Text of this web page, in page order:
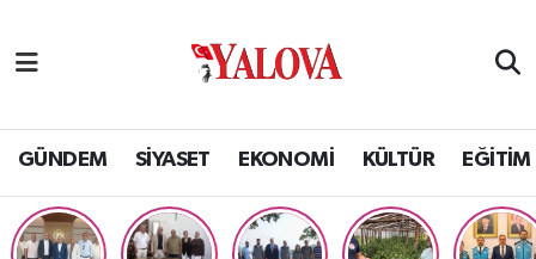
GÜNDEM SİYASET EKONOMİ KÜLTÜR EĞİTİM
SİYASET
EKONOMİ
Yalova Nöbetçi Eczaneler
Yalova Hava Durumu
Yalova Namaz Vakitleri